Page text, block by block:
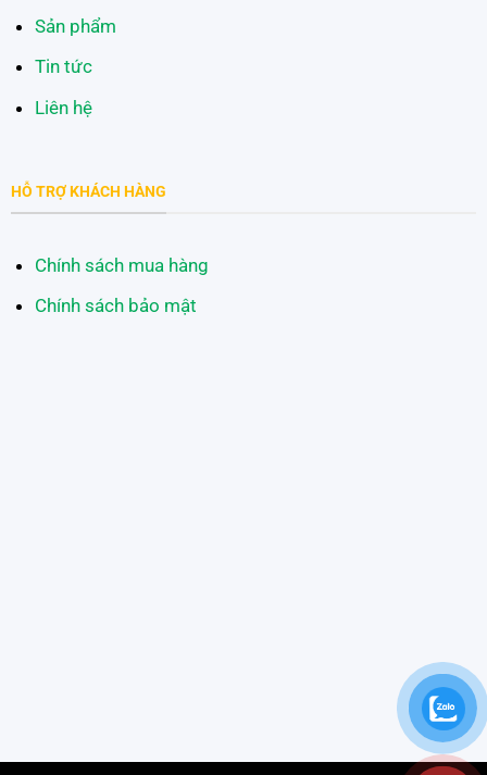
Sản phẩm
Tin tức
Liên hệ
HỖ TRỢ KHÁCH HÀNG
Chính sách mua hàng
Chính sách bảo mật